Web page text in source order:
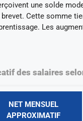
une solde
Cette somme
Les
des salaires
NET MENSUEL
APPROXIMATIF